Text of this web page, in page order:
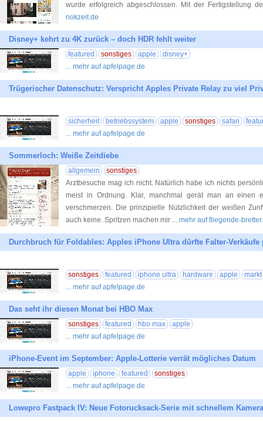
wurde erfolgreich abgeschlossen. Mit der Fertigstellung
nokzeit.de
Disney+ kehrt zu 4K zurück – doch HDR fehlt weiter
featured sonstiges apple
disney+
... mehr auf apfelpage.de
Trügerischer Datenschutz: Verspricht Apples Private Relay zu viel
sicherheit betriebssystem apple sonstiges safari
... mehr auf apfelpage.de
Sommerloch: Weiße Zeitdiebe
allgemein
sonstiges
Arztbesuche mag ich nicht. Natürlich habe ich nichts
meist in Ordnung. Klar, manchmal gerät man an einen
verschmerzen. Die prinzipielle Nützlichkeit der weißen
auch keine. Spritzen machen mir ... mehr auf fliegende-
Durchbruch für Foldables: Apples iPhone Ultra dürfte Falter-Verkäufe
sonstiges featured iphone ultra hardware apple
markt
... mehr auf apfelpage.de
Das seht ihr diesen Monat bei HBO Max
sonstiges featured hbo max
apple
... mehr auf apfelpage.de
iPhone-Event im September: Apple-Lotterie verrät mögliches Datum
apple iphone featured
sonstiges
... mehr auf apfelpage.de
Lowepro Fastpack IV: Neue Fotorucksack-Serie mit schnellem